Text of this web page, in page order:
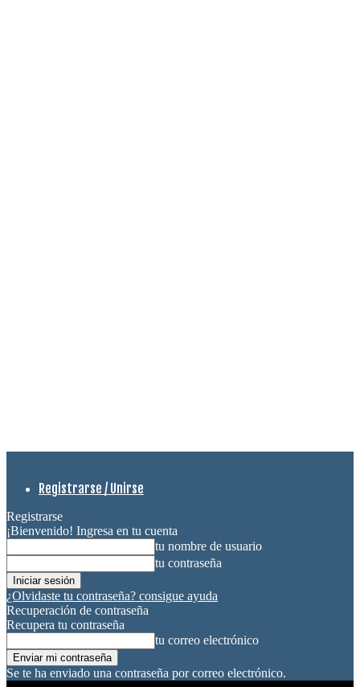
Registrarse / Unirse
Registrarse
¡Bienvenido! Ingresa en tu cuenta
tu nombre de usuario
tu contraseña
¿Olvidaste tu contraseña? consigue ayuda
Recuperación de contraseña
Recupera tu contraseña
tu correo electrónico
Se te ha enviado una contraseña por correo electrónico.